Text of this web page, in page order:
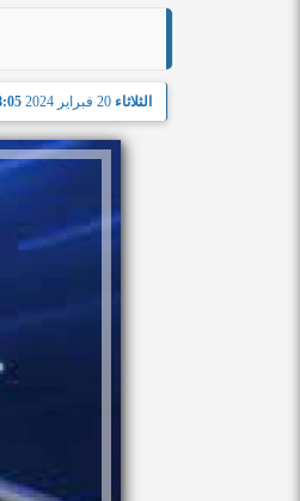
الثلاثاء 20 فبراير 2024